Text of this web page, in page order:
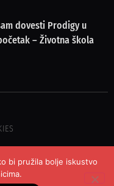
dovesti Prodigy u
– Životna škola
PRAVA PRIDRŽANA
bi pružila bolje iskustvo